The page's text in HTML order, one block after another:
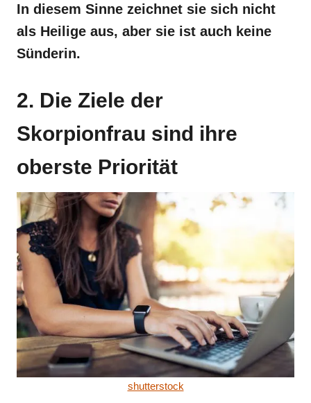
In diesem Sinne zeichnet sie sich nicht
als Heilige aus, aber sie ist auch keine
Sünderin.
2. Die Ziele der
Skorpionfrau sind ihre
oberste Priorität
shutterstock